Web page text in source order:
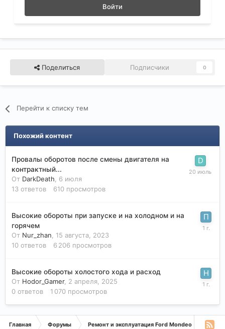
Войти
Поделиться Подписчики 0
Перейти к списку тем
Похожий контент
Провалы оборотов после смены двигателя на
контрактный...
От DarkDeath, 6 июля
13 ответов 610 просмотров
Высокие обороты при запуске и на холодном и на
горячем
От Nur_zhan, 15 августа, 2023
10 ответов 6 206 просмотров
Высокие обороты холостого хода и расход
От Hodor_Gamer, 2 апреля, 2025
0 ответов 1 070 просмотров
Главная Форумы Ремонт и эксплуатация Ford Mondeo